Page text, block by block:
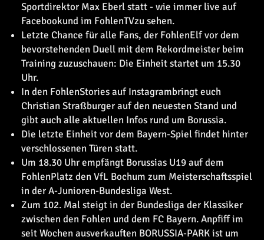
Sportdirektor Max Eberl statt - wie immer live auf
Facebookund im FohlenTVzu sehen.
Letzte Chance für alle Fans, der FohlenElf vor dem
bevorstehenden Duell mit dem Rekordmeister beim
Training zuzuschauen: Die Einheit startet um 15.30
Uhr.
In den FohlenStories auf Instagrambringt euch
Christian Straßburger auf den neuesten Stand und
gibt auch alle aktuellen Infos rund um Borussia.
Die letzte Einheit vor dem Bayern-Spiel findet hinter
verschlossenen Türen statt.
Um 18.30 Uhr empfängt Borussias U19 auf dem
FohlenPlatz den VfL Bochum zum Meisterschaftsspiel
in der A-Junioren-Bundesliga West.
Zum 102. Mal steigt in der Bundesliga der Klassiker
zwischen den Fohlen und dem FC Bayern. Anpfiff im
seit Wochen ausverkauften BORUSSIA-PARK ist um